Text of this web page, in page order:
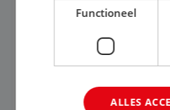
Bunschoten-Spakenburg,
MBO
achtergrond in toerisme
Functioneel
ALLES